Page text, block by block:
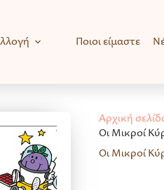
Ποιοι είμαστε
Αρχική
Οι Μικροί
Οι Μικροί